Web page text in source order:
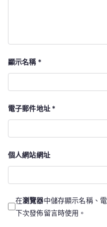
顯示名稱 *
電子郵件地址 *
個人網站網址
在瀏覽器中儲存顯示名稱、
下次發佈留言時使用。